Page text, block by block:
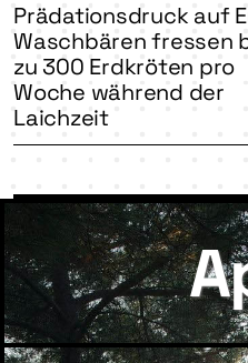
Prädationsdruck auf
Waschbären fressen
zu 300 Erdkröten pro
Woche während der
Laichzeit